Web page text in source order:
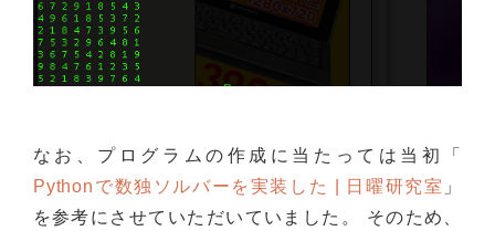
なお、プログラムの作成に当たっては当初「
Pythonで数独ソルバーを実装した | 日曜研究室 」
を参考にさせていただいていました。 そのため、